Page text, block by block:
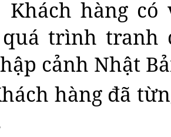
hàng có vợ
trình tranh
cảnh Nhật
hàng đã